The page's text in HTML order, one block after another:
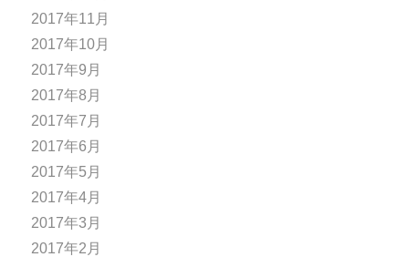
2017年11月
2017年10月
2017年9月
2017年8月
2017年7月
2017年6月
2017年5月
2017年4月
2017年3月
2017年2月